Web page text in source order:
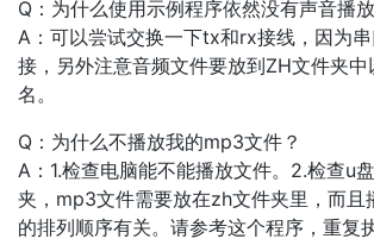
Q：为什么使用示例程序依然没有声音播
A：可以尝试交换一下tx和rx接线，因为
接，另外注意音频文件要放到ZH文件夹中
名。
Q：为什么不播放我的mp3文件？
A：1.检查电脑能不能播放文件。2.检查u
夹，mp3文件需要放在zh文件夹里，而且
的排列顺序有关。请参考这个程序，重复